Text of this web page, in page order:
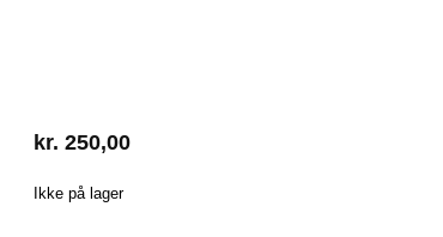
kr. 250,00
Ikke på lager